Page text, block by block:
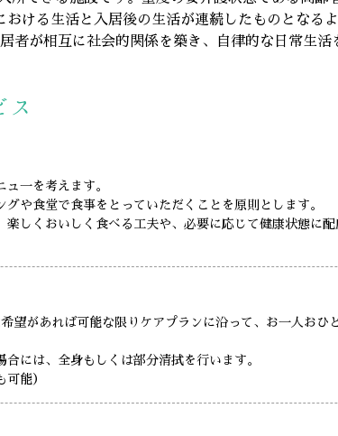
おける生活と入居後の生活が連続したものとなる
者が相互に社会的関係を築き、自律的な日常生活
ス
一を考えます。
や食堂で食事をとっていただくことを原則とします。
しくおいしく食べる工夫や、必要に応じて健康状態に配
望があれば可能な限りケアプランに沿って、お一人おひ
には、全身もしくは部分清拭を行います。
能）